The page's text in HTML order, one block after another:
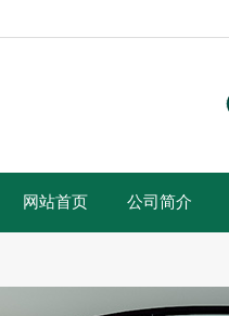
网站首页 公司简介